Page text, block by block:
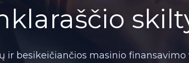
besikeičiančios masinio finansavimo